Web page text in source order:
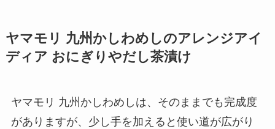
ヤマモリ 九州かしわめしのアレンジアイ
ディア おにぎりやだし茶漬け
ヤマモリ 九州かしわめしは、そのままでも完成度
がありますが、少し手を加えると使い道が広がり